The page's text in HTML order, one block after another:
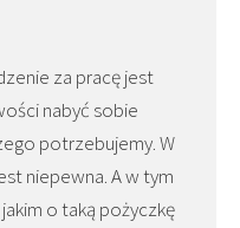
za pracę jest
nabyć sobie
potrzebujemy. W
niepewna. A w tym
o taką pożyczkę